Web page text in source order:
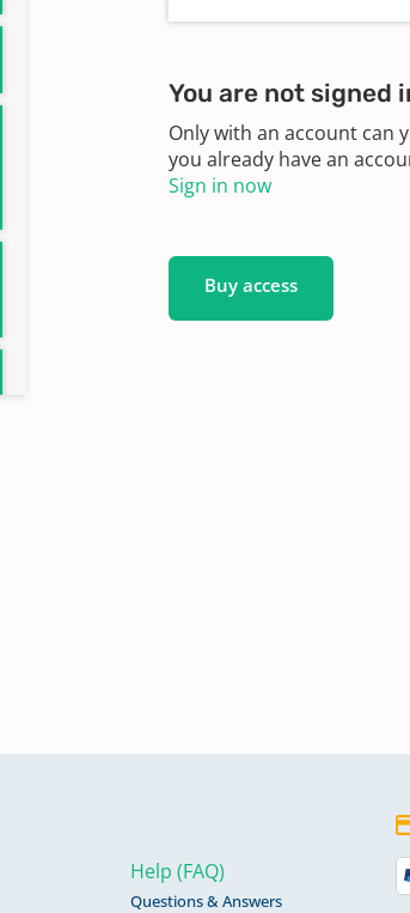
You are not signed
Only with an account can
you already have an
Sign in now
Buy access
Help (FAQ)
Questions & Answers